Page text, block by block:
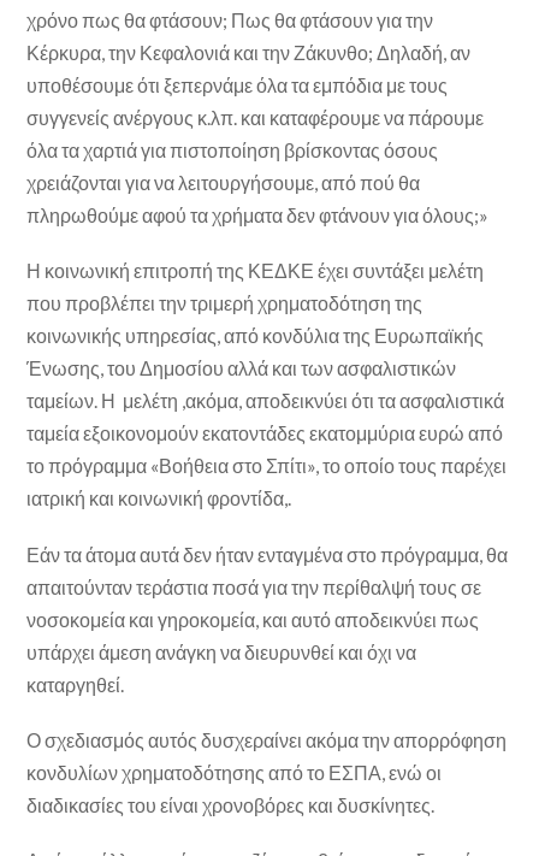
χρόνο πως θα φτάσουν; Πως θα φτάσουν για την
Κέρκυρα, την Κεφαλονιά και την Ζάκυνθο; Δηλαδή, αν
υποθέσουμε ότι ξεπερνάμε όλα τα εμπόδια με τους
συγγενείς ανέργους κ.λπ. και καταφέρουμε να πάρουμε
όλα τα χαρτιά για πιστοποίηση βρίσκοντας όσους
χρειάζονται για να λειτουργήσουμε, από πού θα
πληρωθούμε αφού τα χρήματα δεν φτάνουν για όλους;»
Η κοινωνική επιτροπή της ΚΕΔΚΕ έχει συντάξει μελέτη
που προβλέπει την τριμερή χρηματοδότηση της
κοινωνικής υπηρεσίας, από κονδύλια της Ευρωπαϊκής
Ένωσης, του Δημοσίου αλλά και των ασφαλιστικών
ταμείων. Η μελέτη ,ακόμα, αποδεικνύει ότι τα ασφαλιστικά
ταμεία εξοικονομούν εκατοντάδες εκατομμύρια ευρώ από
το πρόγραμμα «Βοήθεια στο Σπίτι», το οποίο τους παρέχει
ιατρική και κοινωνική φροντίδα,.
Εάν τα άτομα αυτά δεν ήταν ενταγμένα στο πρόγραμμα, θα
απαιτούνταν τεράστια ποσά για την περίθαλψή τους σε
νοσοκομεία και γηροκομεία, και αυτό αποδεικνύει πως
υπάρχει άμεση ανάγκη να διευρυνθεί και όχι να
καταργηθεί.
Ο σχεδιασμός αυτός δυσχεραίνει ακόμα την απορρόφηση
κονδυλίων χρηματοδότησης από το ΕΣΠΑ, ενώ οι
διαδικασίες του είναι χρονοβόρες και δυσκίνητες.